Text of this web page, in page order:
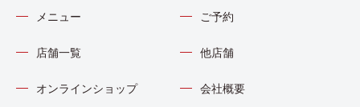
メニュー ご予約
店舗一覧 他店舗
オンラインショップ 会社概要